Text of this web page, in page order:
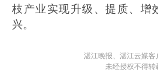
枝产业实现升级、提质、增
兴。
湛江晚报、湛江云媒客
未经授权不得转